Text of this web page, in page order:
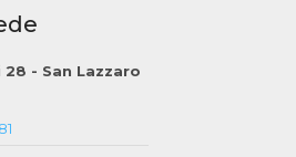
- San Lazzaro